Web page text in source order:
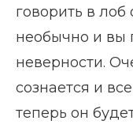
говорить в лоб
необычно и вы
неверности.
сознается и
теперь он